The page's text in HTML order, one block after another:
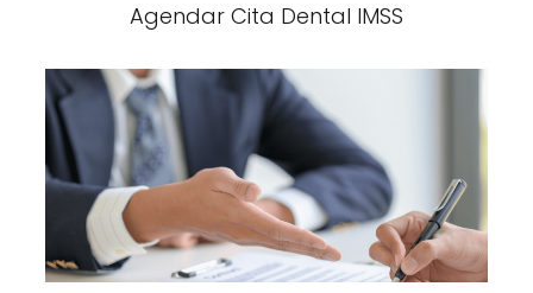
Agendar Cita Dental IMSS